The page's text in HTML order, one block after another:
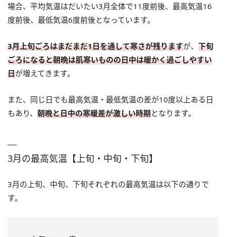
場合、平均気温はだいたい3月全体で11度前後、最高気温16
度前後、最低気温6度前後となっています。
3月上旬ごろはまだまだ1日を通して寒さが残りますが、 下旬
ごろになると朝晩は肌寒いものの日中は暖かく過ごしやすい
日が増えてきます。
また、同じ日でも最高気温・最低気温の差が10度以上ある日
もあり、 朝晩と日中の寒暖差が激しい時期となります。
3月の最高気温【上旬・中旬・下旬】
3月の上旬、中旬、下旬それぞれの最高気温は以下の通りで
す。